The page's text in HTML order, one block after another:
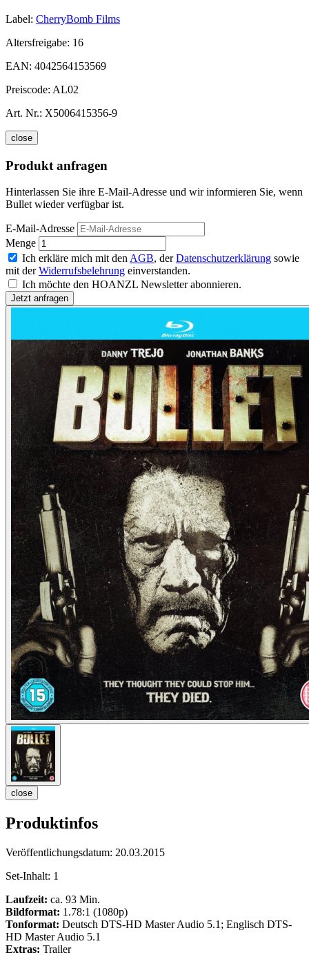
Label: CherryBomb Films
Altersfreigabe: 16
EAN: 4042564153569
Preiscode: AL02
Art. Nr.: X5006415356-9
close
Produkt anfragen
Hinterlassen Sie ihre E-Mail-Adresse und wir informieren Sie, wenn
Bullet wieder verfügbar ist.
E-Mail-Adresse
Menge
Ich erkläre mich mit den AGB, derDatenschutzerklärung sowie
mit derWiderrufsbelehrung einverstanden.
Ich möchte den HOANZL Newsletter abonnieren.
close
Produktinfos
Veröffentlichungsdatum: 20.03.2015
Set-Inhalt: 1
Laufzeit: ca. 93 Min.
Bildformat: 1.78:1 (1080p)
Tonformat: Deutsch DTS-HD Master Audio 5.1; Englisch DTS-
HD Master Audio 5.1
Extras: Trailer